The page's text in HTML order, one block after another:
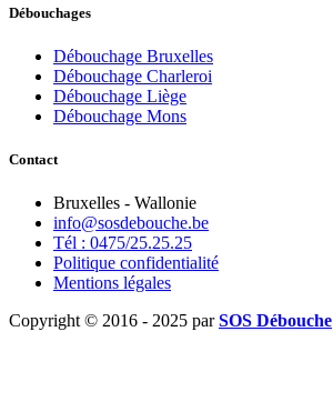
Débouchages
Débouchage Bruxelles
Débouchage Charleroi
Débouchage Liège
Débouchage Mons
Contact
Bruxelles - Wallonie
info@sosdebouche.be
Tél : 0475/25.25.25
Politique confidentialité
Mentions légales
Copyright © 2016 - 2025 parSOS Débouche